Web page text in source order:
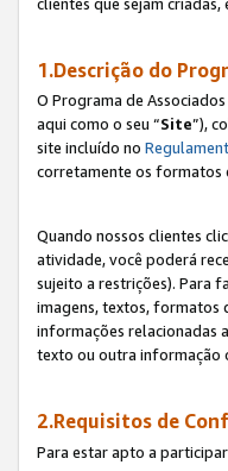
1.Descrição do
O Programa de
aqui como o seu “Site”),
site incluído no
corretamente os formatos
Quando nossos clientes
atividade, você poderá
sujeito a restrições). Para
imagens, textos, formatos
informações relacionadas
texto ou outra informação
2.Requisitos de
Para estar apto a